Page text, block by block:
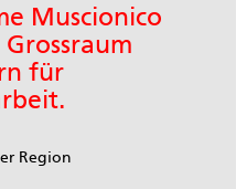
Muscionico
für
Region